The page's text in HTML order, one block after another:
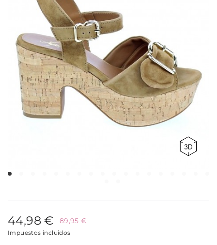
44,98 € 89,95 €
Impuestos incluidos